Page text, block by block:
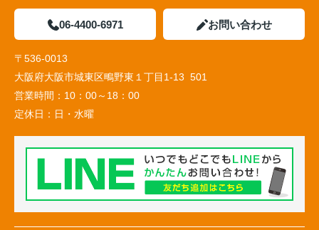
06-4400-6971 お問い合わせ
〒536-0013
大阪府大阪市城東区鴫野東１丁目1-13 501
営業時間： 10：00～18：00
定休日： 日・水曜